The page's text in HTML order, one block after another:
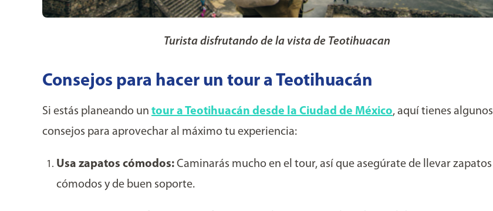
Turista disfrutando de la vista de Teotihuacan
Consejos para hacer un tour a Teotihuacán
Si estás planeando un tour a Teotihuacán desde la Ciudad de México, aquí tienes algunos
consejos para aprovechar al máximo tu experiencia:
Usa zapatos cómodos: Caminarás mucho en el tour, así que asegúrate de llevar zapatos
cómodos y de buen soporte.